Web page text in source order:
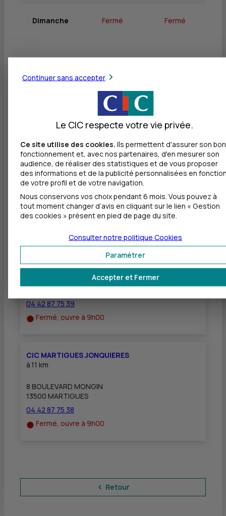
Dimanche Fermé Fermé
Services
Retrait de billets EUR
Dépôt de monnaie EUR
Dépôt de chèques EUR
CIC MARIGNANE CAMOIN
04 42 87 75 39
Fermé, ouvre à 9h00
CIC MARTIGUES JONQUIERES
à 11 km
8 BOULEVARD MONGIN
13500 MARTIGUES
04 42 87 75 38
Fermé, ouvre à 9h00
Retour
Continuer sans accepter
Le CIC respecte votre vie privée.
Ce site utilise des cookies. Ils permettent d'assurer son bon
fonctionnement et, avec nos partenaires, d'en mesurer son
audience, de réaliser des statistiques et de vous proposer
des informations et de la publicité personnalisées en
de votre profil et de votre navigation.
Nous conservons vos choix pendant 6 mois. Vous pouvez à
tout moment changer d’avis en cliquant sur le lien « Gestion
des cookies » présent en pied de page du site.
Accepter et Fermer
Paramétrer
Consulter notre politique Cookies